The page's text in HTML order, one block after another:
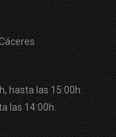
hasta las 15:00h.
las 14:00h.